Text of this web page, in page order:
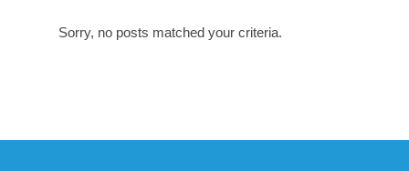
Sorry, no posts matched your criteria.